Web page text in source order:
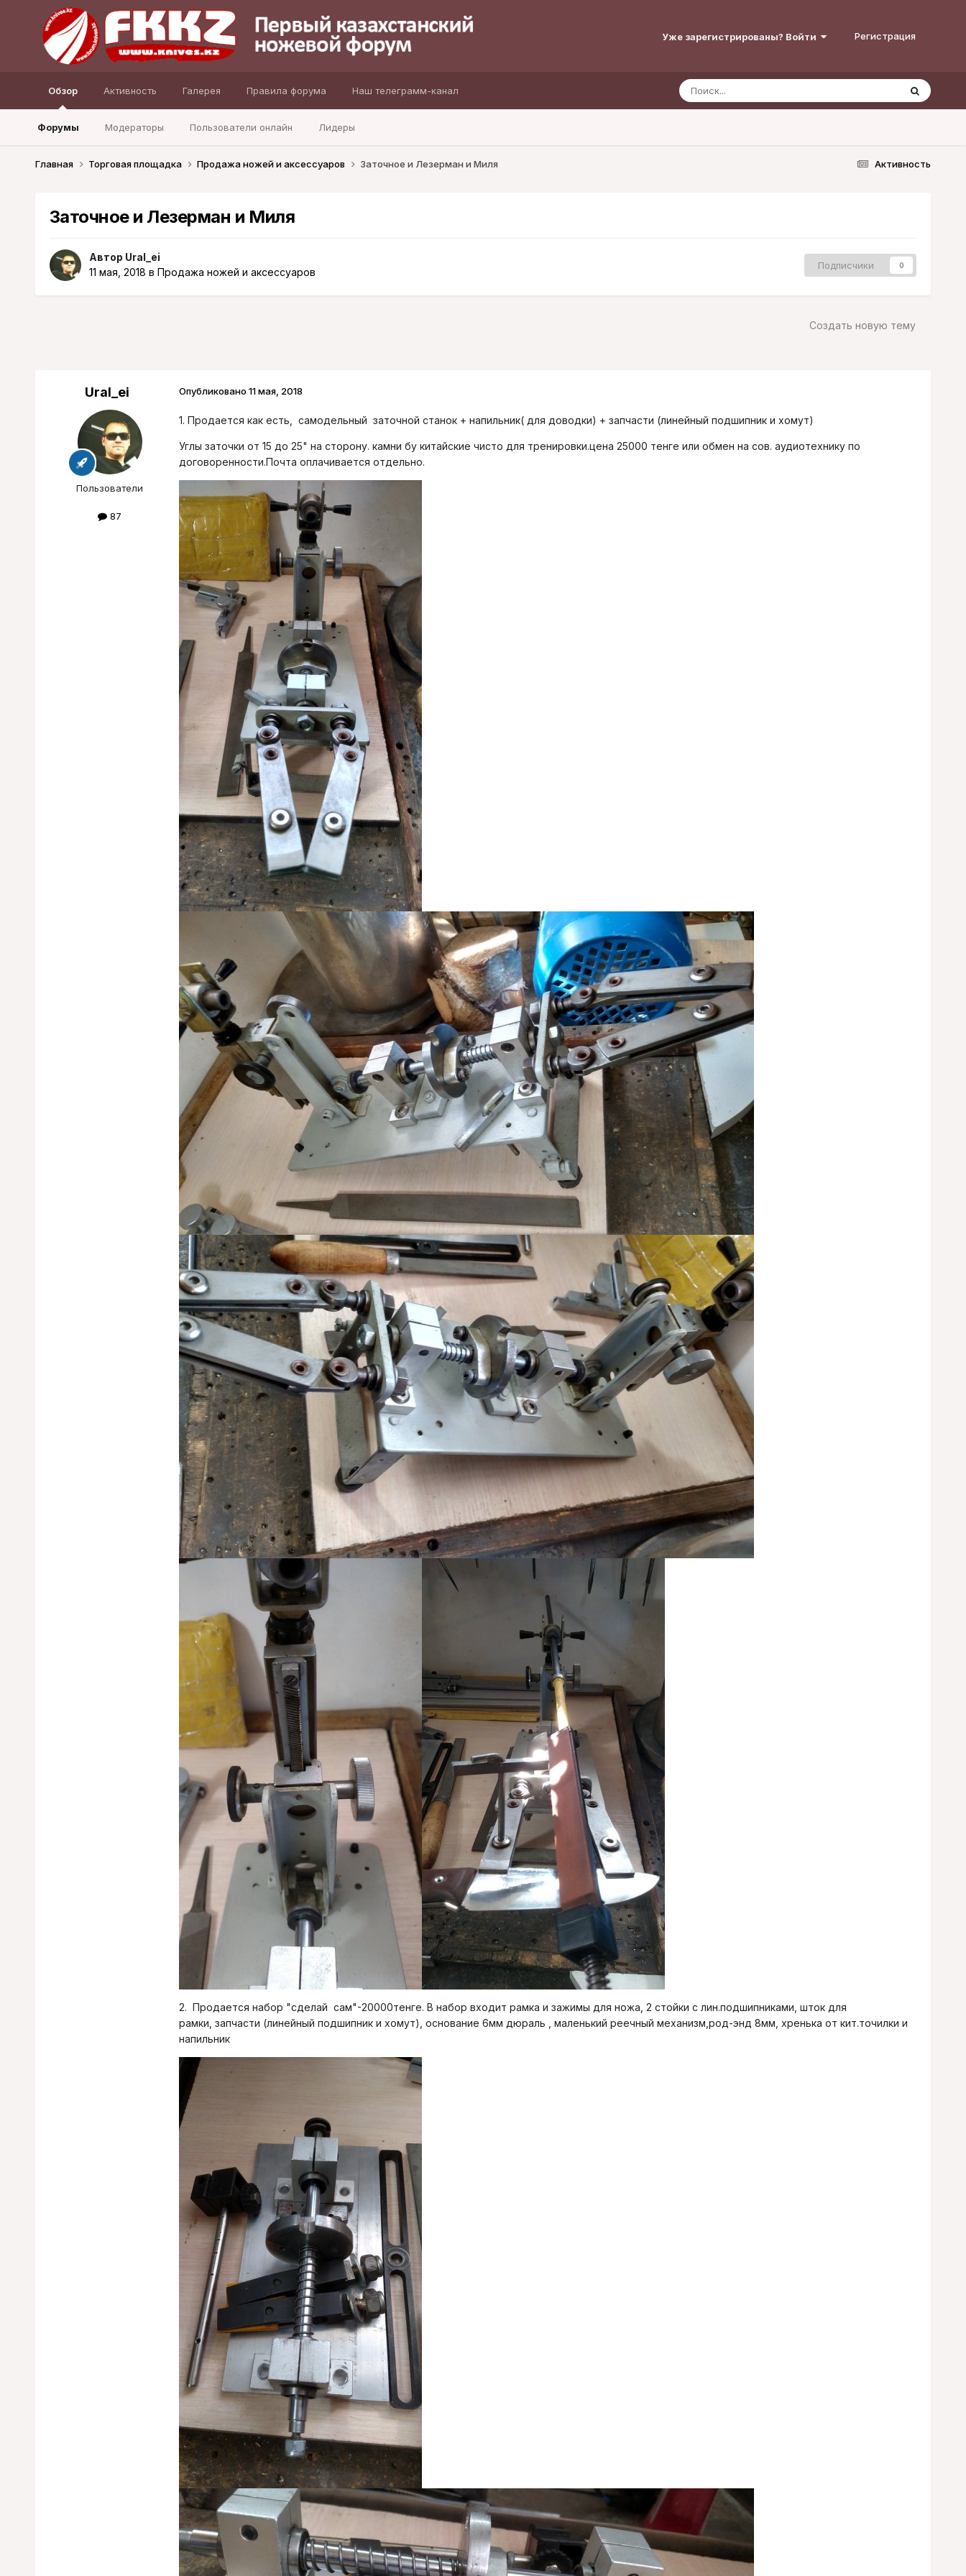
Уже зарегистрированы? Войти Регистрация
Обзор
Форумы Модераторы Пользователи онлайн Лидеры
Активность Галерея Правила форума Наш телеграмм-канал
Активность
Главная Торговая площадка Продажа ножей и аксессуаров Заточное и Лезерман и Миля
Заточное и Лезерман и Миля
Автор Ural_ei
11 мая, 2018 в Продажа ножей и аксессуаров
Подписчики 0
Создать новую тему
Ural_ei
Пользователи
87
Опубликовано 11 мая, 2018
1. Продается как есть, самодельный заточной станок + напильник( для доводки) + запчасти (линейный подшипник и хомут)
Углы заточки от 15 до 25" на сторону. камни бу китайские чисто для тренировки.цена 25000 тенге или обмен на сов. аудиотехнику по
договоренности.Почта оплачивается отдельно.
2. Продается набор "сделай сам"-20000тенге. В набор входит рамка и зажимы для ножа, 2 стойки с лин.подшипниками, шток для
рамки, запчасти (линейный подшипник и хомут), основание 6мм дюраль , маленький реечный механизм,род-энд 8мм, хренька от кит.точилки и
напильник